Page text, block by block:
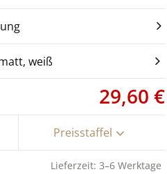
weiß
29,60 €
Preisstaffel
Lieferzeit: 3–6 Werktage